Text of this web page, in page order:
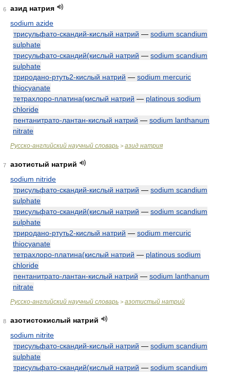
6
азид натрия
sodium azide
трисульфато-скандий-кислый натрий — sodium scandium
sulphate
трисульфато-скандий(кислый натрий — sodium scandium
sulphate
триродано-ртуть2-кислый натрий — sodium mercuric
thiocyanate
тетрахлоро-платина(кислый натрий — platinous sodium
chloride
пентанитрато-лантан-кислый натрий — sodium lanthanum
nitrate
Русско-английский научный словарь > азид натрия
7
азотистый натрий
sodium nitride
трисульфато-скандий-кислый натрий — sodium scandium
sulphate
трисульфато-скандий(кислый натрий — sodium scandium
sulphate
триродано-ртуть2-кислый натрий — sodium mercuric
thiocyanate
тетрахлоро-платина(кислый натрий — platinous sodium
chloride
пентанитрато-лантан-кислый натрий — sodium lanthanum
nitrate
Русско-английский научный словарь > азотистый натрий
8
азотистокислый натрий
sodium nitrite
трисульфато-скандий-кислый натрий — sodium scandium
sulphate
трисульфато-скандий(кислый натрий — sodium scandium